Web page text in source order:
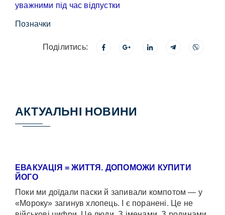
Позначки
Поділитись:
АКТУАЛЬНІ НОВИНИ
ЕВАКУАЦІЯ = ЖИТТЯ. ДОПОМОЖИ КУПИТИ
ЙОГО
Поки ми доїдали паски й запивали компотом — у
«Мороку» загинув хлопець. І є поранені. Це не